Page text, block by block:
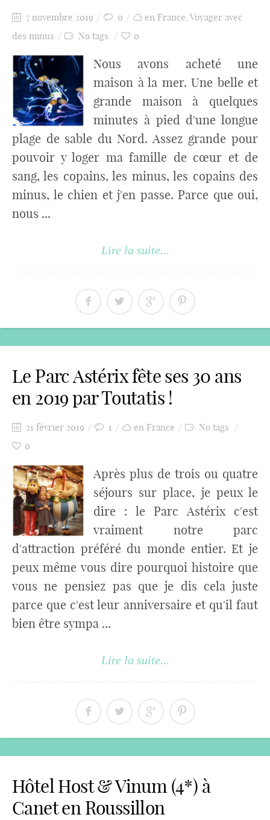
7 novembre 2019 0 en France, Voyager avec
des minus
No tags 0
Nous avons acheté une
maison à la mer. Une belle et
grande maison à quelques
minutes à pied d'une longue
plage de sable du Nord. Assez grande pour
pouvoir y loger ma famille de cœur et de
sang, les copains, les minus, les copains des
minus, le chien et j'en passe. Parce que oui,
nous ...
Lire la suite...
Le Parc Astérix fête ses 30 ans
en 2019 par Toutatis !
21 février 2019 1 en France
No tags
0
Après plus de trois ou quatre
séjours sur place, je peux le
dire : le Parc Astérix c'est
vraiment notre parc
d'attraction préféré du monde entier. Et je
peux même vous dire pourquoi histoire que
vous ne pensiez pas que je dis cela juste
parce que c'est leur anniversaire et qu'il faut
bien être sympa ...
Lire la suite...
Hôtel Host & Vinum (4*) à
Canet en Roussillon